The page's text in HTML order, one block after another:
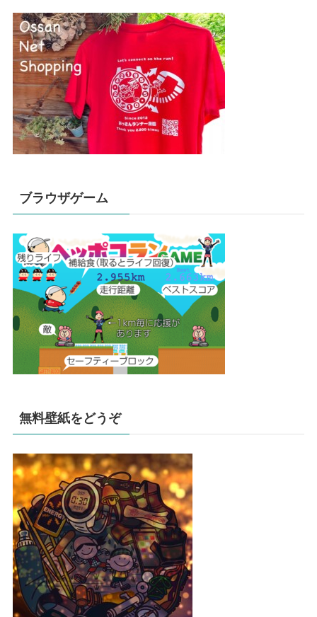
ブラウザゲーム
無料壁紙をどうぞ